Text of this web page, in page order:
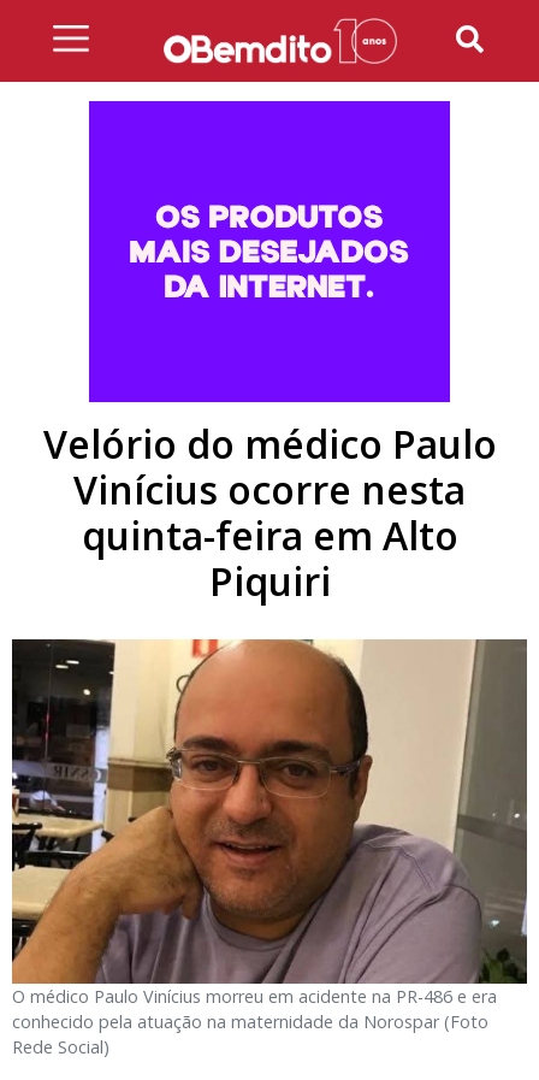
Velório do médico Paulo
Vinícius ocorre nesta
quinta-feira em Alto
Piquiri
O médico Paulo Vinícius morreu em acidente na PR-486 e era
conhecido pela atuação na maternidade da Norospar (Foto
Rede Social)